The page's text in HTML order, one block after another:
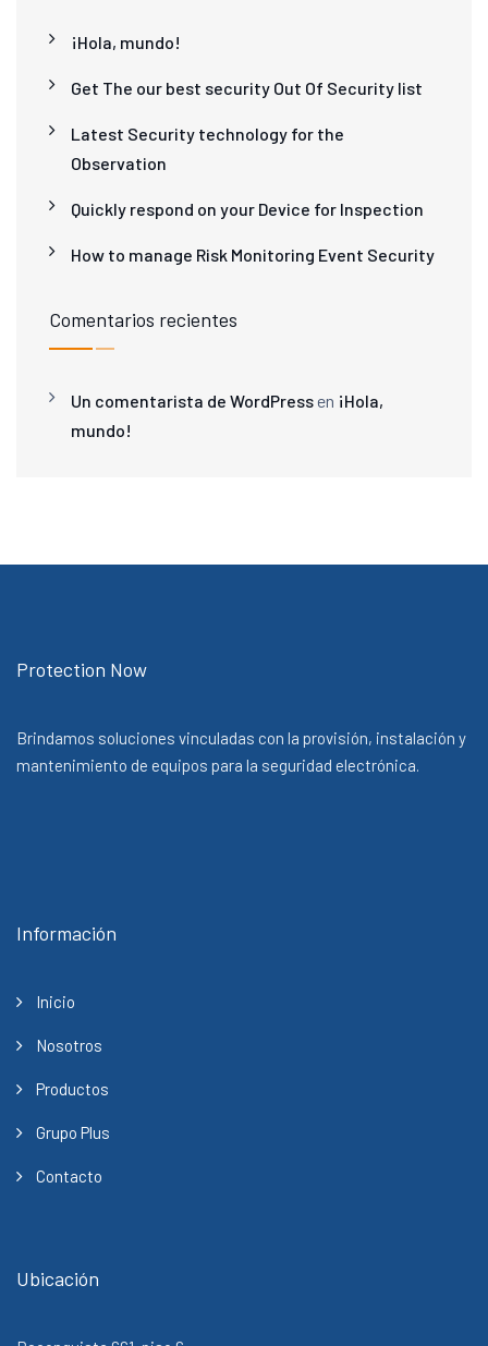
¡Hola, mundo!
Get The our best security Out Of Security list
Latest Security technology for the
Observation
Quickly respond on your Device for Inspection
How to manage Risk Monitoring Event Security
Comentarios recientes
Un comentarista de WordPressen ¡Hola,
mundo!
Protection Now
Brindamos soluciones vinculadas con la provisión, instalación y
mantenimiento de equipos para la seguridad electrónica.
Información
Inicio
Nosotros
Productos
Grupo Plus
Contacto
Ubicación